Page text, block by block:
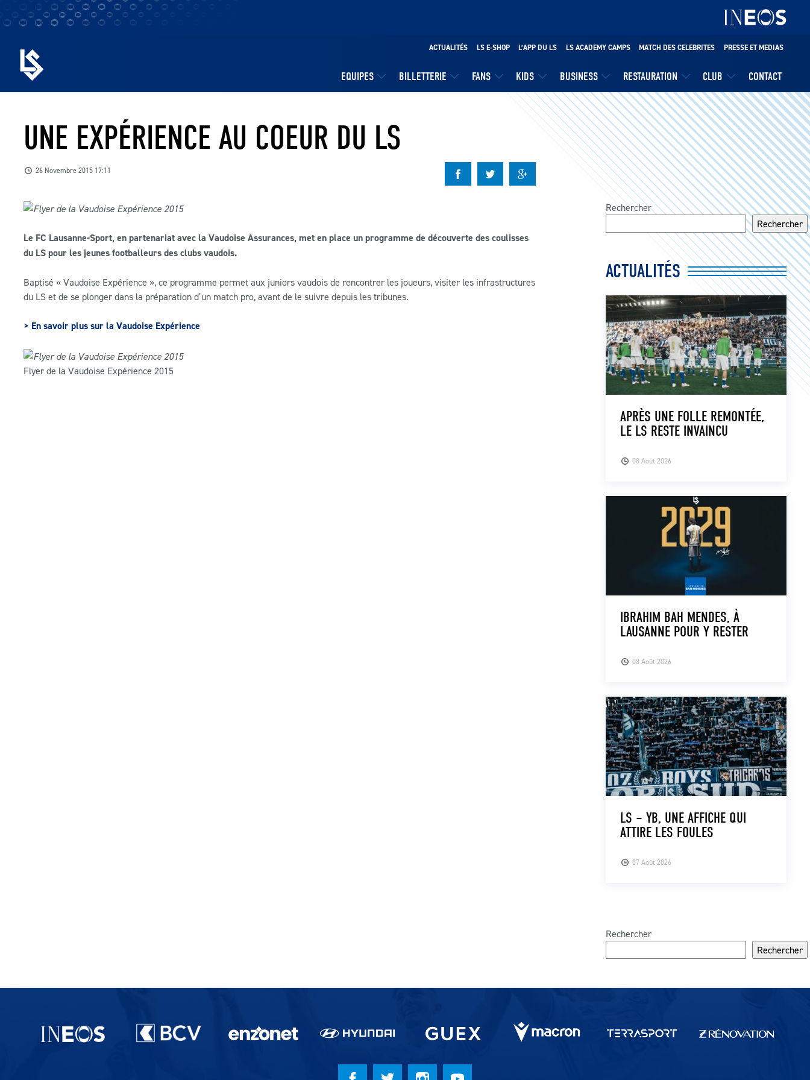
EQUIPES BILLETTERIE FANS KIDS BUSINESS RESTAURATION CLUB CONTACT
ACTUALITÉS LS E-SHOP L’APP DU LS LS ACADEMY CAMPS MATCH DES CELEBRITES PRESSE ET MEDIAS
UNE EXPÉRIENCE AU COEUR DU LS
26 Novembre 2015 17:11
Le FC Lausanne-Sport, en partenariat avec la Vaudoise Assurances, met en place un programme de découverte des coulisses
du LS pour les jeunes footballeurs des clubs vaudois.
Baptisé « Vaudoise Expérience », ce programme permet aux juniors vaudois de rencontrer les joueurs, visiter les infrastructures
du LS et de se plonger dans la préparation d’un match pro, avant de le suivre depuis les tribunes.
> En savoir plus sur la Vaudoise Expérience
Flyer de la Vaudoise Expérience 2015
Rechercher
Rechercher
ACTUALITÉS
08 Août 2026
APRÈS UNE FOLLE REMONTÉE,
LE LS RESTE INVAINCU
08 Août 2026
IBRAHIM BAH MENDES, À
LAUSANNE POUR Y RESTER
07 Août 2026
LS – YB, UNE AFFICHE QUI
ATTIRE LES FOULES
Rechercher
Rechercher
Partenaires du lausanne-Sport